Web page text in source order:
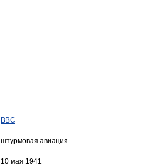
-
ВВС
штурмовая авиация
10 мая 1941